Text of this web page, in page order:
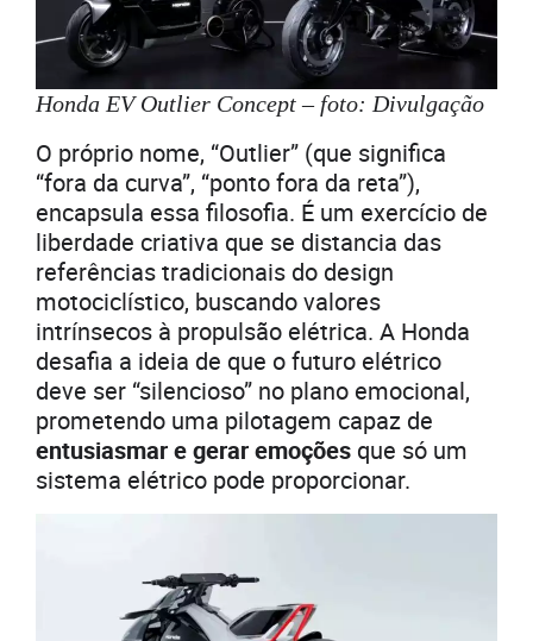
Honda EV Outlier Concept – foto: Divulgação
O próprio nome, “Outlier” (que significa
“fora da curva”, “ponto fora da reta”),
encapsula essa filosofia. É um exercício de
liberdade criativa que se distancia das
referências tradicionais do design
motociclístico, buscando valores
intrínsecos à propulsão elétrica. A Honda
desafia a ideia de que o futuro elétrico
deve ser “silencioso” no plano emocional,
prometendo uma pilotagem capaz de
entusiasmar e gerar emoções que só um
sistema elétrico pode proporcionar.